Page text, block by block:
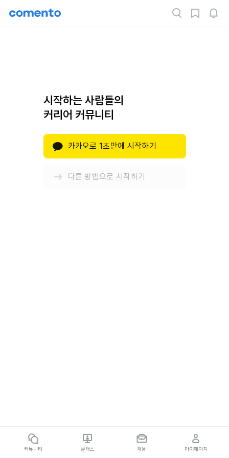
시작하는 사람들의
커리어 커뮤니티
카카오로 1초만에 시작하기
다른 방법으로 시작하기
커뮤니티 클래스 채용 마이페이지